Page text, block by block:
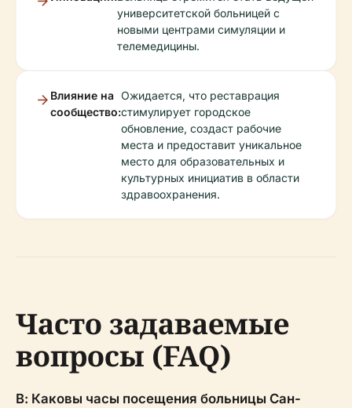
университетской больницей с
новыми центрами симуляции и
телемедицины.
Влияние на
сообщество:
Ожидается, что реставрация
стимулирует городское
обновление, создаст рабочие
места и предоставит уникальное
место для образовательных и
культурных инициатив в области
здравоохранения.
Часто задаваемые
вопросы (FAQ)
В: Каковы часы посещения больницы Сан-